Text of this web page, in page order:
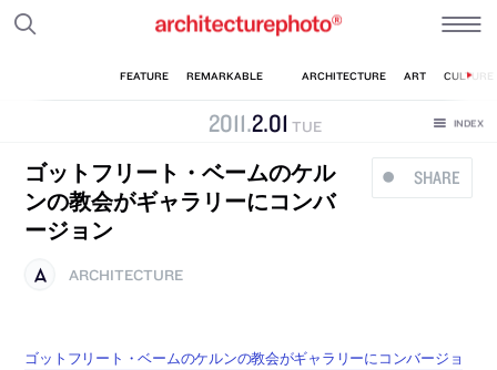
2011.2.01 TUE
SHARE
ゴットフリート・ベームのケル
ンの教会がギャラリーにコンバ
ージョン
ARCHITECTURE
ゴットフリート・ベームのケルンの教会がギャラリーにコンバージョ